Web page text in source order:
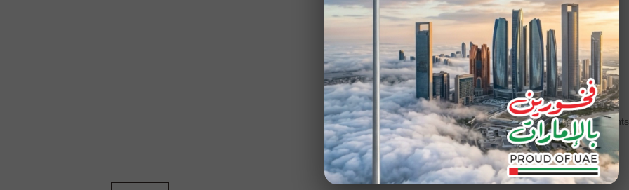
Add to wishlist
SKU200780CategoryPendants